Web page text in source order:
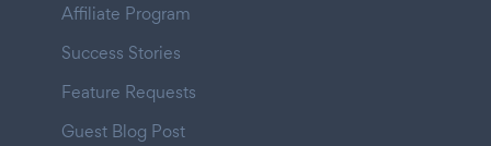
Affiliate Program
Success Stories
Feature Requests
Guest Blog Post